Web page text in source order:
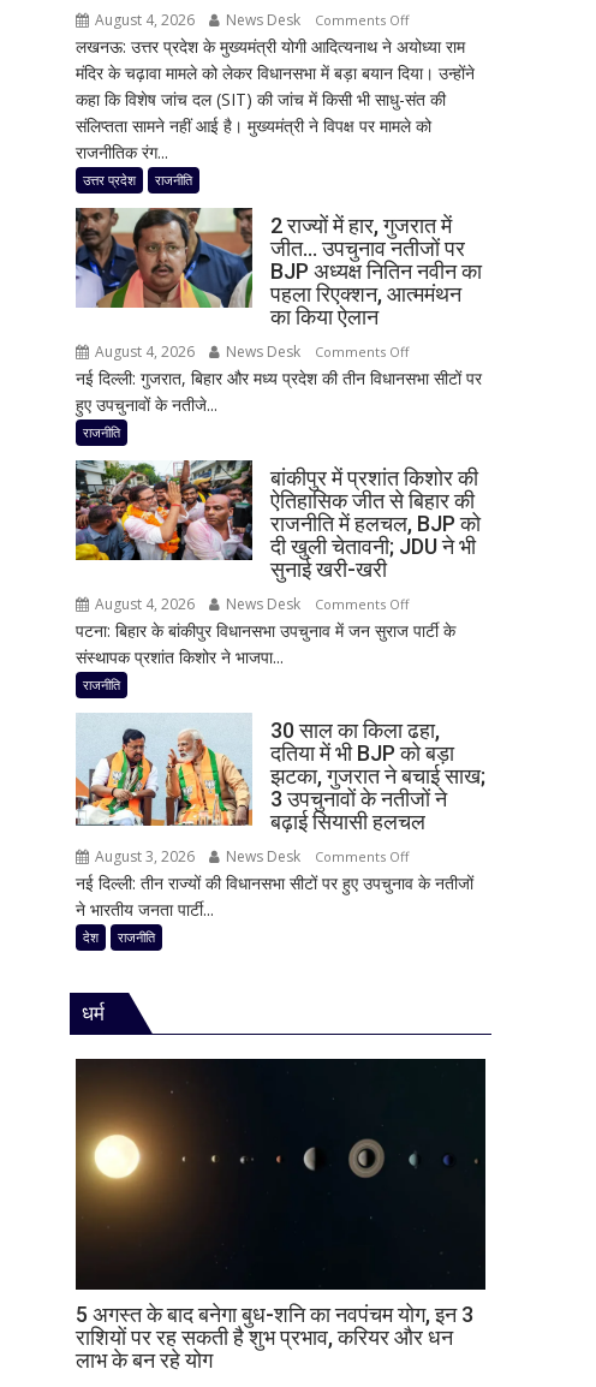
अहम
जरूरत
August 4, 2026 News Desk Comments Offon
राम
मंदिर
चढ़ावा
मामले
सीएम
योगी
का
SIT
किसी
साधु-
संत
की
नहीं
मिली
लखनऊ: उत्तर प्रदेश के मुख्यमंत्री योगी आदित्यनाथ ने अयोध्या राम
मंदिर के चढ़ावा मामले को लेकर विधानसभा में बड़ा बयान दिया। उन्होंने
कहा कि विशेष जांच दल (SIT) की जांच में किसी भी साधु-संत की
संलिप्तता सामने नहीं आई है। मुख्यमंत्री ने विपक्ष पर मामले को
राजनीतिक रंग...
उत्तर प्रदेश राजनीति
2 राज्यों में हार, गुजरात में
जीत… उपचुनाव नतीजों पर
BJP अध्यक्ष नितिन नवीन का
पहला रिएक्शन, आत्ममंथन
का किया ऐलान
August 4, 2026 News Desk Comments Offon
2
गुजरात
में
जीत…
BJP
नवीन
का
पहला
रिएक्शन,
आत्ममंथन
का
किया
नई दिल्ली: गुजरात, बिहार और मध्य प्रदेश की तीन विधानसभा सीटों पर
हुए उपचुनावों के नतीजे...
राजनीति
बांकीपुर में प्रशांत किशोर की
ऐतिहासिक जीत से बिहार की
राजनीति में हलचल, BJP को
दी खुली चेतावनी; JDU ने भी
सुनाई खरी-खरी
August 4, 2026 News Desk Comments Offon
बांकीपुर
की
ऐतिहासिक
जीत
से
राजनीति
भी
पटना: बिहार के बांकीपुर विधानसभा उपचुनाव में जन सुराज पार्टी के
संस्थापक प्रशांत किशोर ने भाजपा...
राजनीति
30 साल का किला ढहा,
दतिया में भी BJP को बड़ा
झटका, गुजरात ने बचाई साख;
3 उपचुनावों के नतीजों ने
बढ़ाई सियासी हलचल
August 3, 2026 News Desk Comments Offon
30
में
झटका,
3
उपचुनावों
नई दिल्ली: तीन राज्यों की विधानसभा सीटों पर हुए उपचुनाव के नतीजों
ने भारतीय जनता पार्टी...
देश राजनीति
धर्म
5 अगस्त के बाद बनेगा बुध-शनि का नवपंचम योग, इन 3
राशियों पर रह सकती है शुभ प्रभाव, करियर और धन
लाभ के बन रहे योग